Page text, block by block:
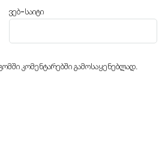
ვებ-საიტი
კომენტარებში გამოსაყენებლად.